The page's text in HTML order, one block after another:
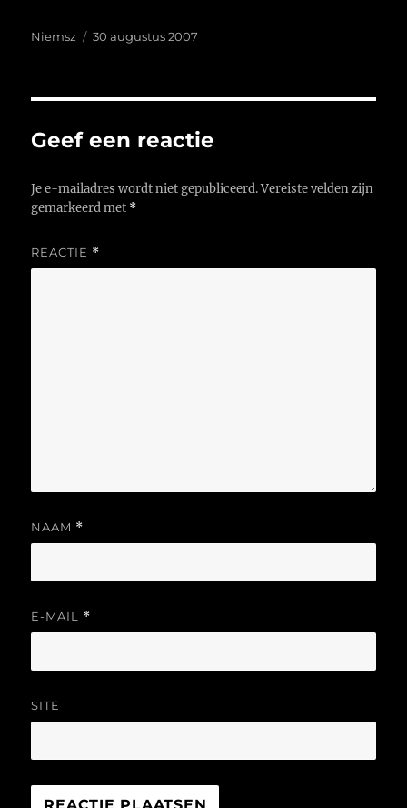
Auteur
Niemsz
Geplaatst
30 augustus 2007
Geef een reactie
Je e-mailadres wordt niet gepubliceerd. Vereiste velden zijn
gemarkeerd met *
REACTIE *
NAAM *
E-MAIL *
SITE